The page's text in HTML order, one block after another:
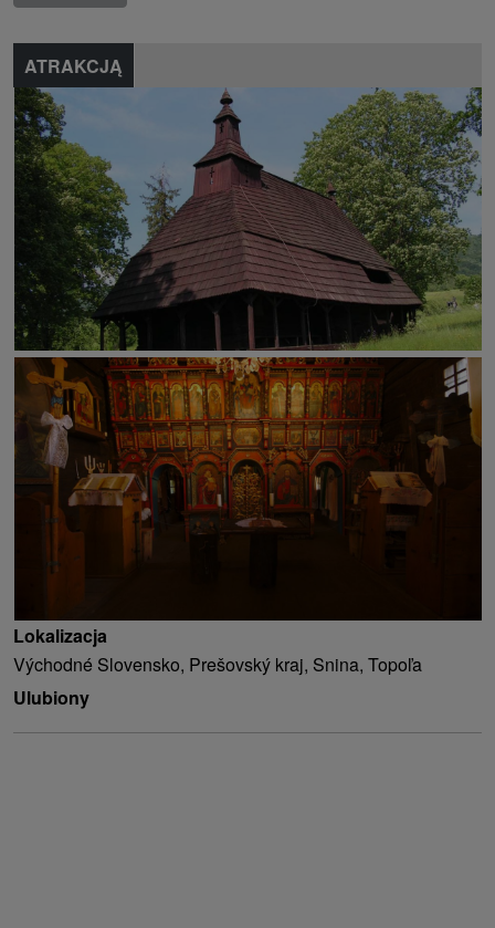
ATRAKCJĄ
Lokalizacja
Východné Slovensko, Prešovský kraj, Snina, Topoľa
Ulubiony